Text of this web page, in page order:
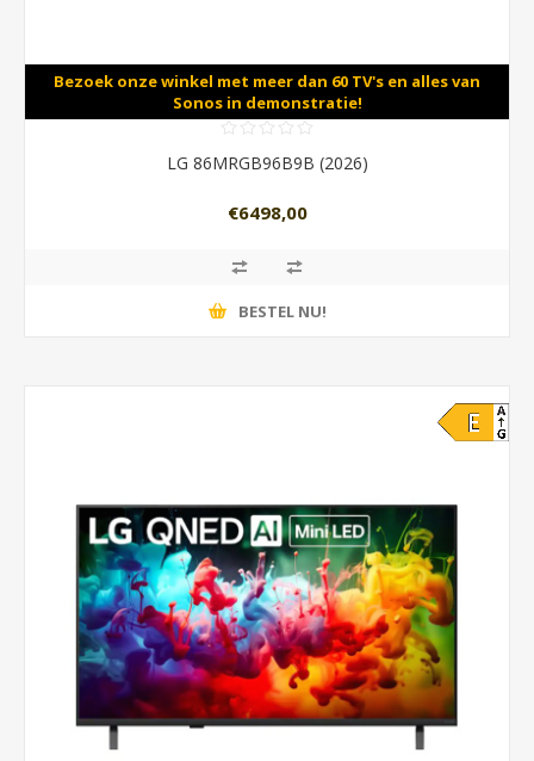
Bezoek onze winkel met meer dan 60 TV's en alles van
Sonos in demonstratie!
LG 86MRGB96B9B (2026)
€6498,00
BESTEL NU!